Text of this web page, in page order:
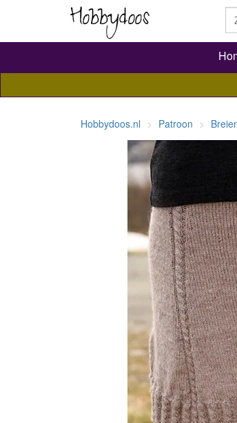
Hobbydoos.nl Patroon